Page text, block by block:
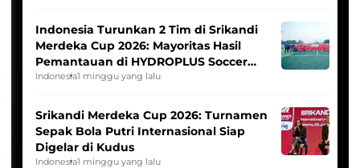
Indonesia Turunkan 2 Tim di Srikandi
Merdeka Cup 2026: Mayoritas Hasil
Pemantauan di HYDROPLUS Soccer
League
Indonesia1 minggu yang lalu
Srikandi Merdeka Cup 2026: Turnamen
Sepak Bola Putri Internasional Siap
Digelar di Kudus
Indonesia1 minggu yang lalu